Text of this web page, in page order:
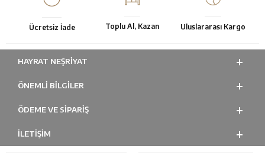
Ücretsiz İade Toplu Al, Kazan Uluslararası Kargo
HAYRAT NEŞRIYAT
ÖNEMLI BILGILER
ÖDEME VE SİPARİŞ
İLETİŞİM